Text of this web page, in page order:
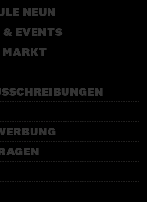
NEUN
EVENTS
MARKT